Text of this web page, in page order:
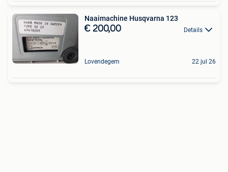
Naaimachine Husqvarna 123
€ 200,00 Details
Lovendegem 22 jul 26